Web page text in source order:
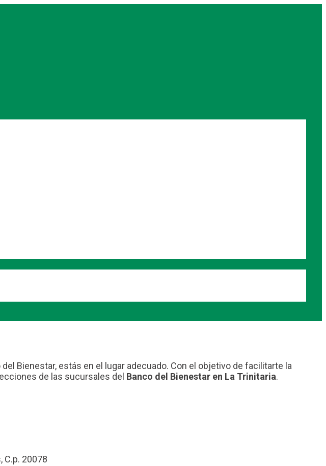
Bienestar, estás en el lugar adecuado. Con el objetivo de facilitarte la
de las sucursales del Banco del Bienestar en La Trinitaria.
C.p. 20078